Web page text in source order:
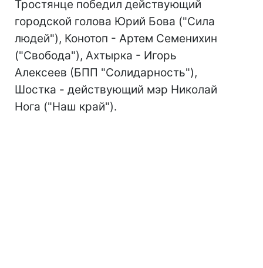
Тростянце победил действующий
городской голова Юрий Бова ("Сила
людей"), Конотоп - Артем Семенихин
("Свобода"), Ахтырка - Игорь
Алексеев (БПП "Солидарность"),
Шостка - действующий мэр Николай
Нога ("Наш край").